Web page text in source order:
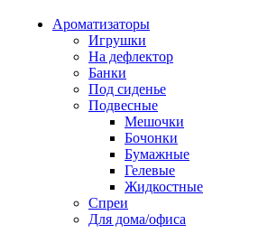
Ароматизаторы
Игрушки
На дефлектор
Банки
Под сиденье
Подвесные
Мешочки
Бочонки
Бумажные
Гелевые
Жидкостные
Спреи
Для дома/офиса